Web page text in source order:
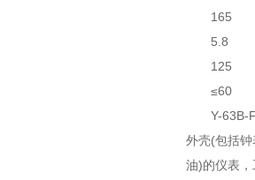
165
5.8
125
≤60
Y-63B-
外壳(包括
油)的仪表